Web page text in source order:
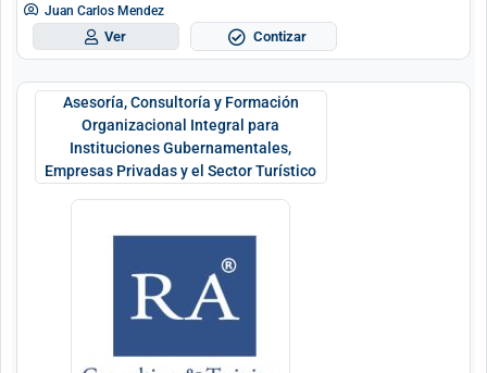
Juan Carlos Mendez
Ver Contizar
Asesoría, Consultoría y Formación
Organizacional Integral para
Instituciones Gubernamentales,
Empresas Privadas y el Sector Turístico